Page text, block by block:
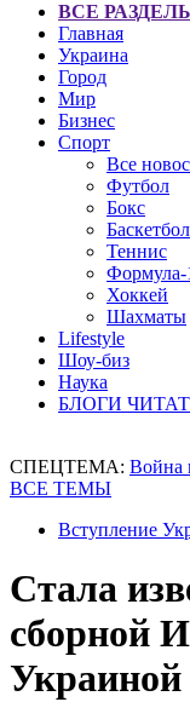
ВСЕ
Главная
Украина
Город
Мир
Бизнес
Спорт
Все
Футбол
Бокс
Баскетбол
Теннис
Формула-
Хоккей
Шахматы
Lifestyle
Шоу-биз
Наука
БЛОГИ
СПЕЦТЕМА: Война
ВСЕ ТЕМЫ
Вступление
Стала
сборной
Украиной